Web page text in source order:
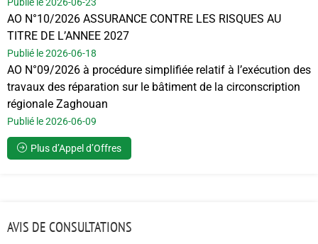
AO N°10/2026 ASSURANCE CONTRE LES RISQUES AU
TITRE DE L’ANNEE 2027
Publié le 2026-06-18
AO N°09/2026 à procédure simplifiée relatif à l’exécution des
travaux des réparation sur le bâtiment de la circonscription
régionale Zaghouan
Publié le 2026-06-09
Plus d’Appel d’Offres
AVIS DE CONSULTATIONS